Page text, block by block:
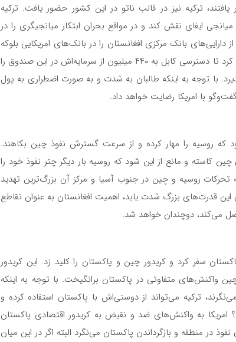
یافتند، ترکیه نیز در قالب ناتو در این کشور حضور یافت. ترکیه
ایفای نقش کند و در مواقع بحران ابتکار میانجیگری را در
جو بایدن مبلغ ۱۰ میلیارد دلار از دارایی‌های بانک مرکزی افغانستان را در بانک‌های امریکایی بلوکه
کرد. امریکا همچنین به صندوق بین‌المللی پول فشار وارد کرد تا دسترسی کابل به ۴۴۰ میلیون از سرمایه‌اش در این صندوق را
با توجه به اینکه طالبان به ‌شدت و به صورت اضطراری به پول
گفت‌وگو با امریکا رضایت خواهد داد.
که روسیه را مهار کرده و از سرعت گسترش نفوذ چین بکاهند.
کاسته و مانع از این شود که روسیه بار دیگر چتر نفوذ خود را
روسیه و چین در جنوب آسیا و مرکز آن بزرگ‌ترین تهدید
قدرت‌های بزرگ شدت یابد، اهمیت افغانستان به عنوان تقاطع
می‌کند، دوچندان خواهد شد.
رییس‌جمهوری چین در سال ۲۰۱۵ به پاکستان سفر کرد و کریدور چین و پاکستان را کلید زد. این کریدور
واکنش‌های متفاوتی در پاکستان برانگیخت. با توجه به اینکه
ترکیه می‌تواند از دوستی‌اش با پاکستان استفاده کرده و
امریکا به واکنش‌های ضد و نقیض به کریدور اقتصادی پاکستان
در منطقه و بازگرداندن پاکستان می‌نگرد البته اگر در این میان